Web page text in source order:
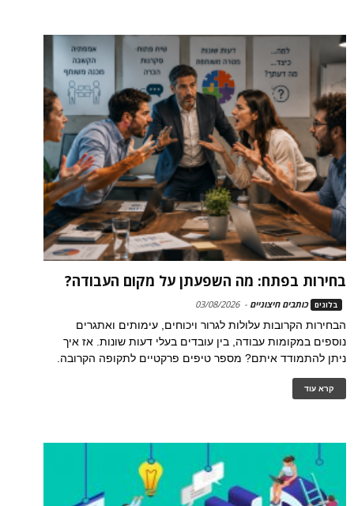
בחירות בפתח: מה השפעתן על מקום העבודה?
בלוגים כותבים חיצוניים -
03/08/2026
הבחירות הקרובות עלולות לגרור ויכוחים, עימותים ואתגרים
נוספים במקומות עבודה, בין עובדים בעלי דעות שונות. אז איך
ניתן להתמודד איתם? מספר טיפים פרקטיים לתקופה הקרובה.
קרא עוד